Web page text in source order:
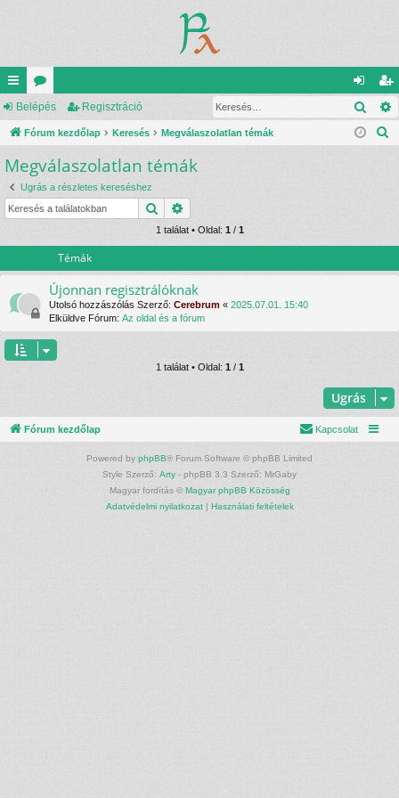
yo
rs
lin
ke
k
ór
u
m
ok
el
ép
eg
is
Belépés Regisztráció
Fórum kezdőlap Keresés Megválaszolatlan témák
s
Megválaszolatlan témák
Ugrás a részletes kereséshez
Keresés
1 találat • Oldal: 1 / 1
Témák
Újonnan regisztrálóknak
Utolsó hozzászólás Szerző: Cerebrum « 2025.07.01. 15:40
Elküldve Fórum: Az oldal és a fórum
1 találat • Oldal: 1/ 1
Ugrás
Fórum kezdőlap Kapcsolat
Powered by phpBB® Forum Software © phpBB Limited
Style Szerző: Arty - phpBB 3.3 Szerző: MrGaby
Magyar fordítás © Magyar phpBB Közösség
Adatvédelmi nyilatkozat| Használati feltételek